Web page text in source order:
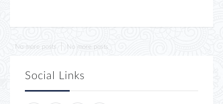
No more posts No more posts
Social Links